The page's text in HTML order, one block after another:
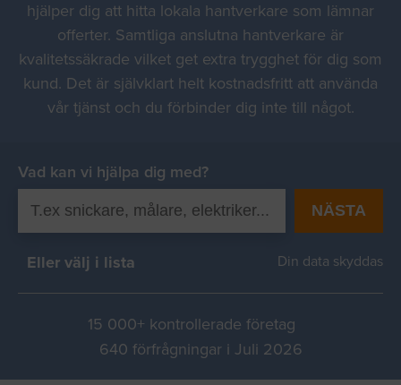
hjälper dig att hitta lokala hantverkare som lämnar
offerter. Samtliga anslutna hantverkare är
kvalitetssäkrade vilket get extra trygghet för dig som
kund. Det är självklart helt kostnadsfritt att använda
vår tjänst och du förbinder dig inte till något.
Vad kan vi hjälpa dig med?
NÄSTA
Eller välj i lista Din data skyddas
15 000+ kontrollerade företag
640 förfrågningar i Juli 2026